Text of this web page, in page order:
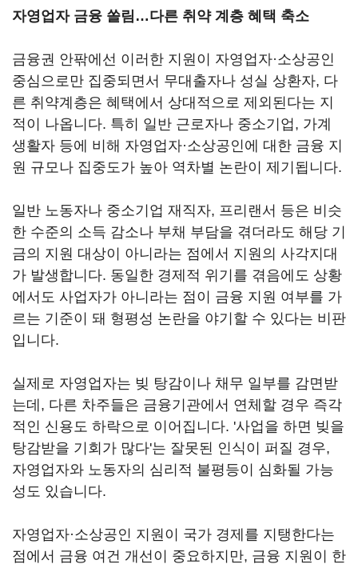
자영업자 금융 쏠림…다른 취약 계층 혜택 축소
금융권 안팎에선 이러한 지원이 자영업자·소상공인
중심으로만 집중되면서 무대출자나 성실 상환자, 다
른 취약계층은 혜택에서 상대적으로 제외된다는 지
적이 나옵니다. 특히 일반 근로자나 중소기업, 가계
생활자 등에 비해 자영업자·소상공인에 대한 금융 지
원 규모나 집중도가 높아 역차별 논란이 제기됩니다.
일반 노동자나 중소기업 재직자, 프리랜서 등은 비슷
한 수준의 소득 감소나 부채 부담을 겪더라도 해당 기
금의 지원 대상이 아니라는 점에서 지원의 사각지대
가 발생합니다. 동일한 경제적 위기를 겪음에도 상황
에서도 사업자가 아니라는 점이 금융 지원 여부를 가
르는 기준이 돼 형평성 논란을 야기할 수 있다는 비판
입니다.
실제로 자영업자는 빚 탕감이나 채무 일부를 감면받
는데, 다른 차주들은 금융기관에서 연체할 경우 즉각
적인 신용도 하락으로 이어집니다. '사업을 하면 빚을
탕감받을 기회가 많다'는 잘못된 인식이 퍼질 경우,
자영업자와 노동자의 심리적 불평등이 심화될 가능
성도 있습니다.
자영업자·소상공인 지원이 국가 경제를 지탱한다는
점에서 금융 여건 개선이 중요하지만, 금융 지원이 한